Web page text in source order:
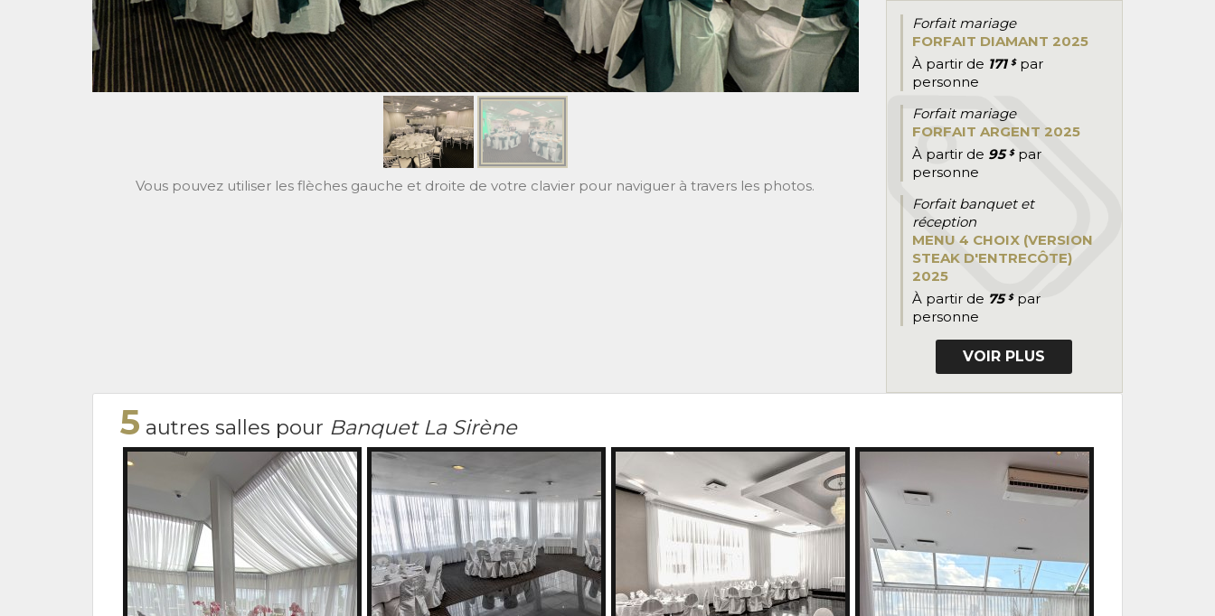
Vous pouvez utiliser les flèches gauche et droite de votre clavier pour naviguer à travers les photos.
Forfait mariage
FORFAIT DIAMANT 2025
À partir de 171 $par
personne
Forfait mariage
FORFAIT ARGENT 2025
À partir de 95 $par
personne
Forfait banquet et
réception
MENU 4 CHOIX (VERSION
STEAK D'ENTRECÔTE)
2025
À partir de 75 $par
personne
VOIR PLUS
5 autres salles pour Banquet La Sirène